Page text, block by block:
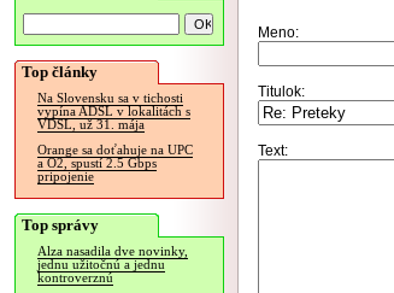
Top články
Na Slovensku sa v tichosti
vypína ADSL v lokalitách s
VDSL, už 31. mája
Orange sa doťahuje na UPC
a O2, spustí 2.5 Gbps
pripojenie
Top správy
Alza nasadila dve novinky,
jednu užitočnú a jednu
kontroverznú
Meno:
Titulok:
Text: